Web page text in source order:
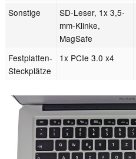
Sonstige
SD-Leser, 1x 3,5-
mm-Klinke,
MagSafe
Festplatten-
Steckplätze
1x PCIe 3.0 x4